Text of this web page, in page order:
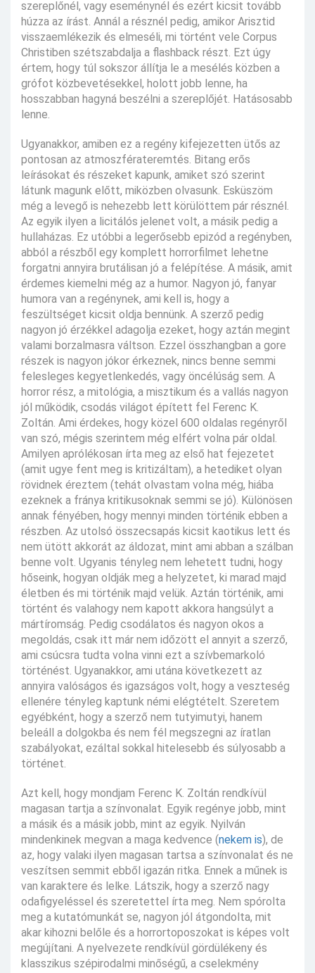
szereplőnél, vagy eseménynél és ezért kicsit tovább
húzza az írást. Annál a résznél pedig, amikor Arisztid
visszaemlékezik és elmeséli, mi történt vele Corpus
Christiben szétszabdalja a flashback részt. Ezt úgy
értem, hogy túl sokszor állítja le a mesélés közben a
grófot közbevetésekkel, holott jobb lenne, ha
hosszabban hagyná beszélni a szereplőjét. Hatásosabb
lenne.
Ugyanakkor, amiben ez a regény kifejezetten ütős az
pontosan az atmoszférateremtés. Bitang erős
leírásokat és részeket kapunk, amiket szó szerint
látunk magunk előtt, miközben olvasunk. Esküszöm
még a levegő is nehezebb lett körülöttem pár résznél.
Az egyik ilyen a licitálós jelenet volt, a másik pedig a
hullaházas. Ez utóbbi a legerősebb epizód a regényben,
abból a részből egy komplett horrorfilmet lehetne
forgatni annyira brutálisan jó a felépítése. A másik, amit
érdemes kiemelni még az a humor. Nagyon jó, fanyar
humora van a regénynek, ami kell is, hogy a
feszültséget kicsit oldja bennünk. A szerző pedig
nagyon jó érzékkel adagolja ezeket, hogy aztán megint
valami borzalmasra váltson. Ezzel összhangban a gore
részek is nagyon jókor érkeznek, nincs benne semmi
felesleges kegyetlenkedés, vagy öncélúság sem. A
horror rész, a mitológia, a misztikum és a vallás nagyon
jól működik, csodás világot épített fel Ferenc K.
Zoltán. Ami érdekes, hogy közel 600 oldalas regényről
van szó, mégis szerintem még elfért volna pár oldal.
Amilyen aprólékosan írta meg az első hat fejezetet
(amit ugye fent meg is kritizáltam), a hetediket olyan
rövidnek éreztem (tehát olvastam volna még, hiába
ezeknek a fránya kritikusoknak semmi se jó). Különösen
annak fényében, hogy mennyi minden történik ebben a
részben. Az utolsó összecsapás kicsit kaotikus lett és
nem ütött akkorát az áldozat, mint ami abban a szálban
benne volt. Ugyanis tényleg nem lehetett tudni, hogy
hőseink, hogyan oldják meg a helyzetet, ki marad majd
életben és mi történik majd velük. Aztán történik, ami
történt és valahogy nem kapott akkora hangsúlyt a
mártíromság. Pedig csodálatos és nagyon okos a
megoldás, csak itt már nem időzött el annyit a szerző,
ami csúcsra tudta volna vinni ezt a szívbemarkoló
történést. Ugyanakkor, ami utána következett az
annyira valóságos és igazságos volt, hogy a veszteség
ellenére tényleg kaptunk némi elégtételt. Szeretem
egyébként, hogy a szerző nem tutyimutyi, hanem
beleáll a dolgokba és nem fél megszegni az íratlan
szabályokat, ezáltal sokkal hitelesebb és súlyosabb a
történet.
Azt kell, hogy mondjam Ferenc K. Zoltán rendkívül
magasan tartja a színvonalat. Egyik regénye jobb, mint
a másik és a másik jobb, mint az egyik. Nyilván
mindenkinek megvan a maga kedvence (nekem is), de
az, hogy valaki ilyen magasan tartsa a színvonalat és ne
veszítsen semmit ebből igazán ritka. Ennek a műnek is
van karaktere és lelke. Látszik, hogy a szerző nagy
odafigyeléssel és szeretettel írta meg. Nem spórolta
meg a kutatómunkát se, nagyon jól átgondolta, mit
akar kihozni belőle és a horrortoposzokat is képes volt
megújítani. A nyelvezete rendkívül gördülékeny és
klasszikus szépirodalmi minőségű, a cselekmény